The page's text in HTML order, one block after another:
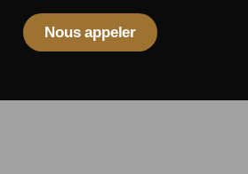
Nous appeler